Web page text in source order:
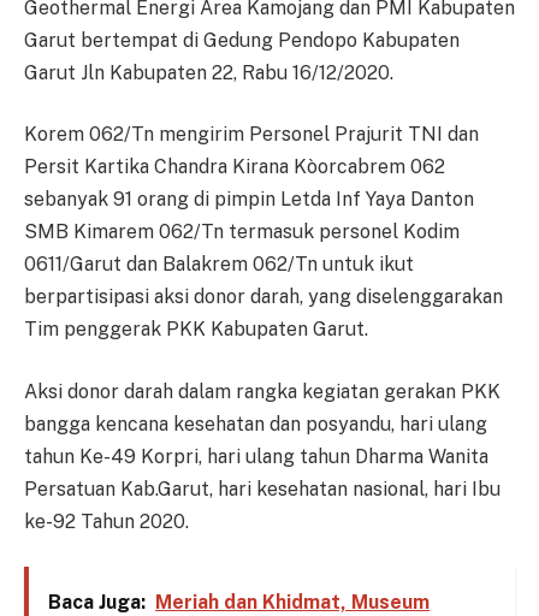
Geothermal Energi Area Kamojang dan PMI Kabupaten
Garut bertempat di Gedung Pendopo Kabupaten
Garut Jln Kabupaten 22, Rabu 16/12/2020.
Korem 062/Tn mengirim Personel Prajurit TNI dan
Persit Kartika Chandra Kirana Kòorcabrem 062
sebanyak 91 orang di pimpin Letda Inf Yaya Danton
SMB Kimarem 062/Tn termasuk personel Kodim
0611/Garut dan Balakrem 062/Tn untuk ikut
berpartisipasi aksi donor darah, yang diselenggarakan
Tim penggerak PKK Kabupaten Garut.
Aksi donor darah dalam rangka kegiatan gerakan PKK
bangga kencana kesehatan dan posyandu, hari ulang
tahun Ke-49 Korpri, hari ulang tahun Dharma Wanita
Persatuan Kab.Garut, hari kesehatan nasional, hari Ibu
ke-92 Tahun 2020.
Baca Juga: Meriah dan Khidmat, Museum